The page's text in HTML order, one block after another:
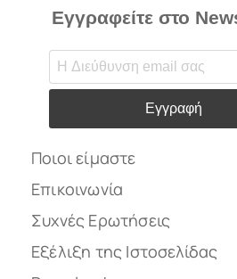
Εγγραφείτε στο
Εγγραφή
Ποιοι είμαστε
Επικοινωνία
Συχνές Ερωτήσεις
Εξέλιξη της Ιστοσελίδας